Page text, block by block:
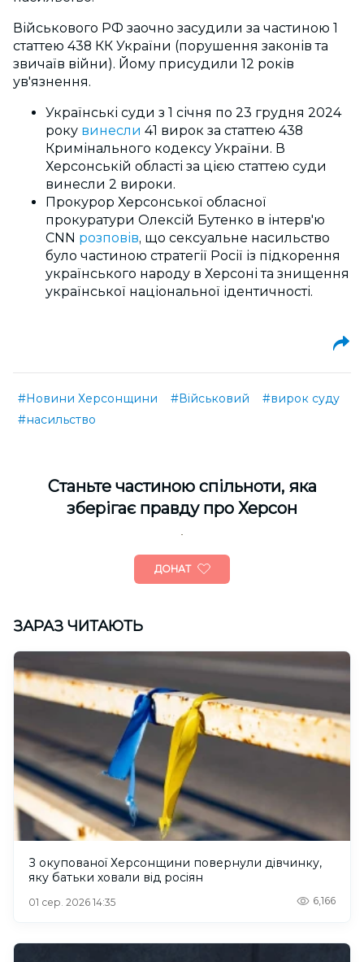
Військового РФ заочно засудили за частиною 1
статтею 438 КК України (порушення законів та
звичаїв війни). Йому присудили 12 років
ув'язнення.
Українські суди з 1 січня по 23 грудня 2024
року винесли 41 вирок за статтею 438
Кримінального кодексу України. В
Херсонській області за цією статтею суди
винесли 2 вироки.
Прокурор Херсонської обласної
прокуратури Олексій Бутенко в інтерв'ю
CNN розповів, що сексуальне насильство
було частиною стратегії Росії із підкорення
українського народу в Херсоні та знищення
української національної ідентичності.
#Новини Херсонщини #Військовий
#вирок суду
#насильство
Cтаньте частиною спільноти, яка
зберігає правду про Херсон
ДОНАТ
ЗАРАЗ ЧИТАЮТЬ
З окупованої Херсонщини повернули дівчинку,
яку батьки ховали від росіян
01 сер. 2026 14:35 6,166